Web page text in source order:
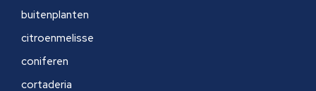
buitenplanten
citroenmelisse
coniferen
cortaderia